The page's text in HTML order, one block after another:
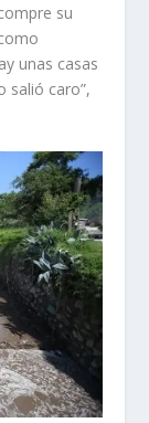
su
unas casas
salió caro”,